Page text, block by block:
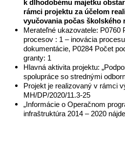
k dlhodobému majetku
rámci projektu za účelom
vyučovania počas školského
Merateľné ukazovatele: P0760
procesov : 1 – inovácia
dokumentácie, P0284 Počet
granty: 1
Hlavná aktivita projektu:
spolupráce so strednými
Projekt je realizovaný v rámci
MH/DP/2020/11.3-25
„Informácie o Operačnom
infraštruktúra 2014 – 2020